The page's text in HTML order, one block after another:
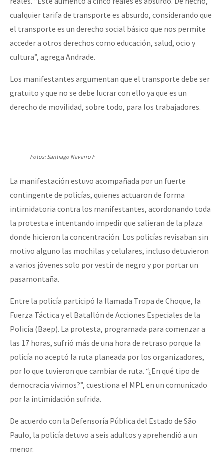
cualquier tarifa de transporte es absurdo, considerando que
el transporte es un derecho social básico que nos permite
acceder a otros derechos como educación, salud, ocio y
cultura”, agrega Andrade.
Los manifestantes argumentan que el transporte debe ser
gratuito y que no se debe lucrar con ello ya que es un
derecho de movilidad, sobre todo, para los trabajadores.
Fotos: Santiago Navarro F
La manifestación estuvo acompañada por un fuerte
contingente de policías, quienes actuaron de forma
intimidatoria contra los manifestantes, acordonando toda
la protesta e intentando impedir que salieran de la plaza
donde hicieron la concentración. Los policías revisaban sin
motivo alguno las mochilas y celulares, incluso detuvieron
a varios jóvenes solo por vestir de negro y por portar un
pasamontaña.
Entre la policía participó la llamada Tropa de Choque, la
Fuerza Táctica y el Batallón de Acciones Especiales de la
Policía (Baep). La protesta, programada para comenzar a
las 17 horas, sufrió más de una hora de retraso porque la
policía no aceptó la ruta planeada por los organizadores,
por lo que tuvieron que cambiar de ruta. “¿En qué tipo de
democracia vivimos?”, cuestiona el MPL en un comunicado
por la intimidación sufrida.
De acuerdo con la Defensoría Pública del Estado de São
Paulo, la policía detuvo a seis adultos y aprehendió a un
menor.